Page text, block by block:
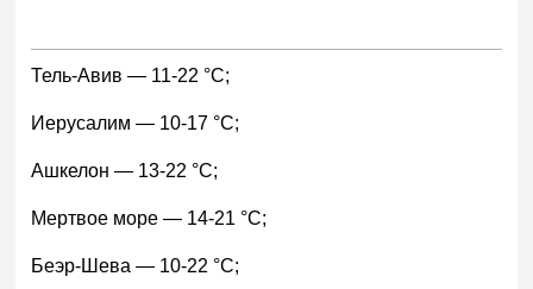
Тель-Авив — 11-22 °С;
Иерусалим — 10-17 °С;
Ашкелон — 13-22 °С;
Мертвое море — 14-21 °С;
Беэр-Шева — 10-22 °С;